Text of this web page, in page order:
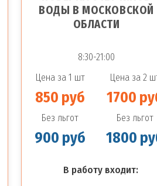
ВОДЫ В МОСКОВСКОЙ
ОБЛАСТИ
8:30-21:00
Цена за 1 шт
Цена за 2
850 руб 1700
Без льгот Без льгот
900 руб 1800
В работу входит: